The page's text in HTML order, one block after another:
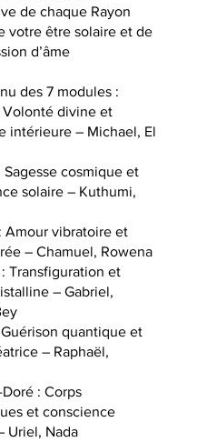
de chaque Rayon
votre être solaire et de
d’âme
des 7 modules :
Volonté divine et
intérieure – Michael, El
Sagesse cosmique et
solaire – Kuthumi,
Amour vibratoire et
– Chamuel, Rowena
: Transfiguration et
– Gabriel,
quantique et
– Raphaël,
Doré : Corps
et conscience
Uriel, Nada